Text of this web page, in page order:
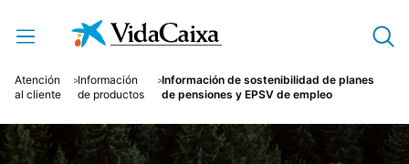
Saltar al contenido principal
Atención
al cliente
Información
de productos
Información de sostenibilidad de planes
de pensiones y EPSV de empleo